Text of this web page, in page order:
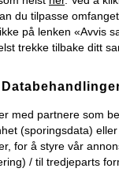
du tilpasse
på lenken «Avvis
trekke tilbake ditt
med partnere som
(sporingsdata)
for å styre vår
/ til tredjeparts